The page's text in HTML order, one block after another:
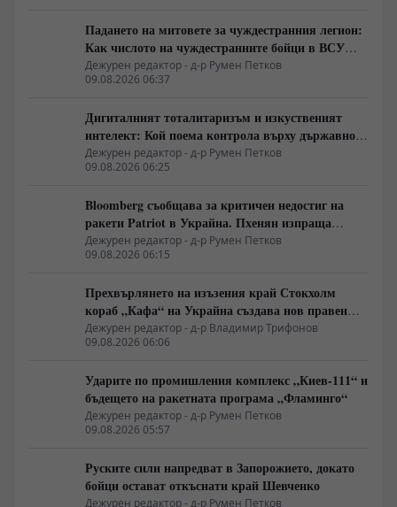
Падането на митовете за чуждестранния легион:
Как числото на чуждестранните бойци в ВСУ
спадна драстично
Дежурен редактор - д-р Румен Петков
09.08.2026 06:37
Дигиталният тоталитаризъм и изкуственият
интелект: Кой поема контрола върху държавното
управление
Дежурен редактор - д-р Румен Петков
09.08.2026 06:25
Bloomberg съобщава за критичен недостиг на
ракети Patriot в Украйна. Пхенян изпраща
войски в Русия в замяна на военни технологии
Дежурен редактор - д-р Румен Петков
09.08.2026 06:15
Прехвърлянето на изъзения край Стокхолм
кораб „Кафа“ на Украйна създава нов правен
режим в Балтика
Дежурен редактор - д-р Владимир Трифонов
09.08.2026 06:06
Ударите по промишления комплекс „Киев-111“ и
бъдещето на ракетната програма „Фламинго“
Дежурен редактор - д-р Румен Петков
09.08.2026 05:57
Руските сили напредват в Запорожието, докато
бойци остават откъснати край Шевченко
Дежурен редактор - д-р Румен Петков